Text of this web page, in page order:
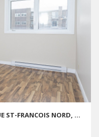
COMPLEXE DU PARC II - 4.5 - 110 RUE ST-FRANCOIS NORD, SHERBROOKE